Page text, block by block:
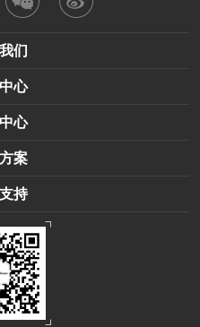
们
心
心
案
持